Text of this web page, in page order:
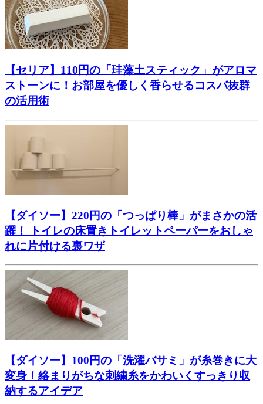
【セリア】110円の「珪藻土スティック」がアロマ
ストーンに！お部屋を優しく香らせるコスパ抜群
の活用術
【ダイソー】220円の「つっぱり棒」がまさかの活
躍！ トイレの床置きトイレットペーパーをおしゃ
れに片付ける裏ワザ
【ダイソー】100円の「洗濯バサミ」が糸巻きに大
変身！絡まりがちな刺繍糸をかわいくすっきり収
納するアイデア